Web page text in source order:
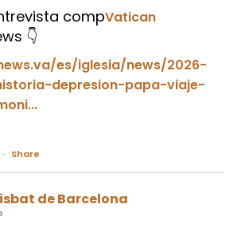
compVatican
👇
es/iglesia/news/2026-
depresion-papa-viaje-
· Share
de Barcelona